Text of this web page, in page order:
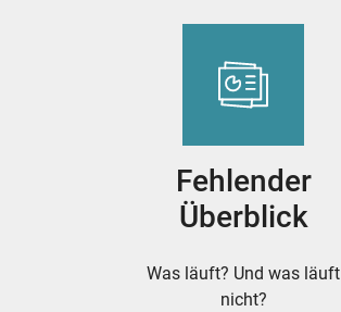
Fehlender
Überblick
Was läuft? Und was läuft
nicht?